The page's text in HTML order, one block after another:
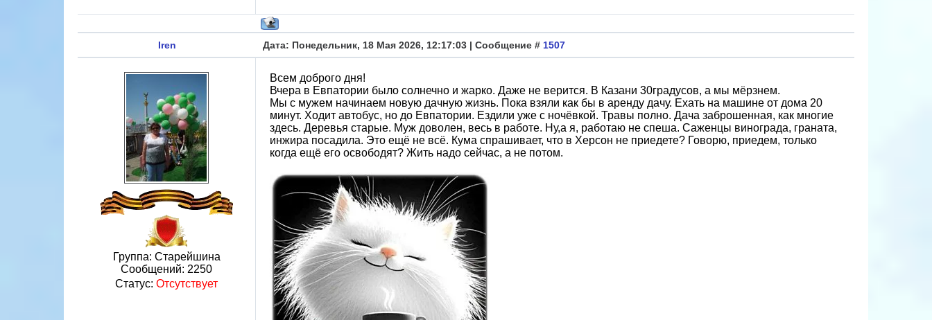
Iren Дата: Понедельник, 18 Мая 2026, 12:17:03 | Сообщение # 1507
Группа: Старейшина
Сообщений: 2250
Статус: Отсутствует
Всем доброго дня!
Вчера в Евпатории было солнечно и жарко. Даже не верится. В Казани 30градусов, а мы мёрзнем.
Мы с мужем начинаем новую дачную жизнь. Пока взяли как бы в аренду дачу. Ехать на машине от дома 20
минут. Ходит автобус, но до Евпатории. Ездили уже с ночёвкой. Травы полно. Дача заброшенная, как многие
здесь. Деревья старые. Муж доволен, весь в работе. Ну,а я, работаю не спеша. Саженцы винограда, граната,
инжира посадила. Это ещё не всё. Кума спрашивает, что в Херсон не приедете? Говорю, приедем, только
когда ещё его освободят? Жить надо сейчас, а не потом.